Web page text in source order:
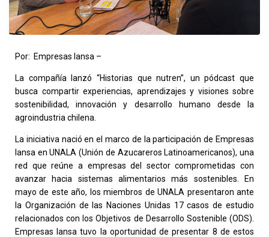
Por: Empresas Iansa –
La compañía lanzó “Historias que nutren”, un pódcast que
busca compartir experiencias, aprendizajes y visiones sobre
sostenibilidad, innovación y desarrollo humano desde la
agroindustria chilena.
La iniciativa nació en el marco de la participación de Empresas
Iansa en UNALA (Unión de Azucareros Latinoamericanos), una
red que reúne a empresas del sector comprometidas con
avanzar hacia sistemas alimentarios más sostenibles. En
mayo de este año, los miembros de UNALA presentaron ante
la Organización de las Naciones Unidas 17 casos de estudio
relacionados con los Objetivos de Desarrollo Sostenible (ODS).
Empresas Iansa tuvo la oportunidad de presentar 8 de estos